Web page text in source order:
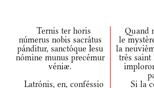
Ternis ter horis
númerus nobis sacrátus
pánditur, sanctóque Iesu
nómine munus precémur
véniæ.
Quand
le
la
très saint
Latrónis, en, conféssio
Si la